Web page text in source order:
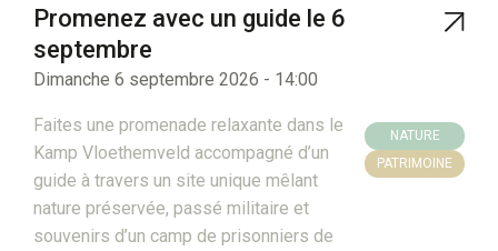
Promenez avec un guide le 6
septembre
Dimanche 6 septembre 2026 - 14:00
Faites une promenade relaxante dans le
Kamp Vloethemveld accompagné d’un
guide à travers un site unique mêlant
nature préservée, passé militaire et
souvenirs d’un camp de prisonniers de
NATURE
PATRIMOINE